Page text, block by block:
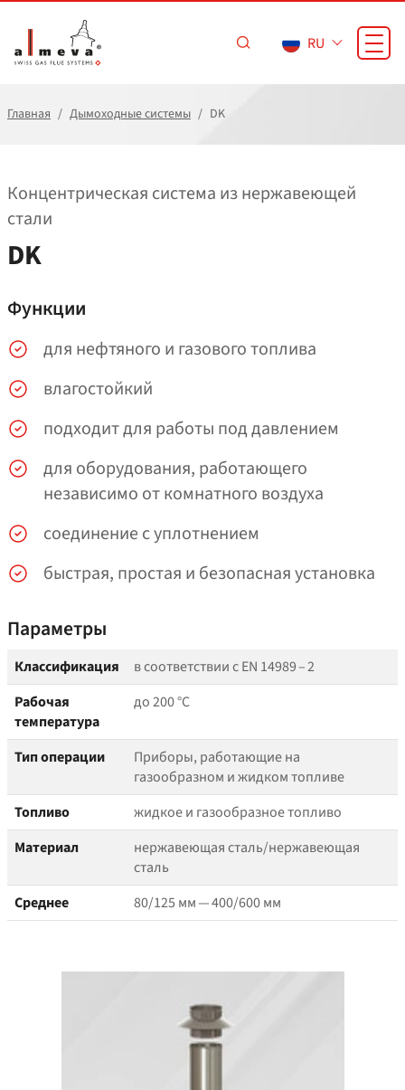
RU
Главная Дымоходные системы DK
Концентрическая система из нержавеющей
стали
DK
Функции
для нефтяного и газового топлива
влагостойкий
подходит для работы под давлением
для оборудования, работающего
независимо от комнатного воздуха
соединение с уплотнением
быстрая, простая и безопасная установка
Параметры
Классификация
в соответствии с EN 14989 – 2
Рабочая
температура
до 200 °C
Тип операции
Приборы, работающие на
газообразном и жидком топливе
Топливо
жидкое и газообразное топливо
Материал
нержавеющая сталь/​нержавеющая
сталь
Среднее
80/125 мм — 400/600 мм